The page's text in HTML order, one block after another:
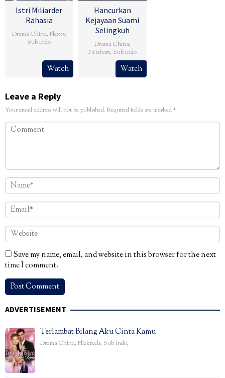
Istri Miliarder
Rahasia
Drama China, Flextv,
Sub Indo
Watch
Hancurkan
Kejayaan Suami
Selingkuh
Drama China,
Netshort, Sub Indo
Watch
Leave a Reply
Your email address will not be published. Required fields are marked*
Save my name, email, and website in this browser for the next
time I comment.
ADVERTISEMENT
Terlambat Bilang Aku Cinta Kamu
Drama China, Flickreels, Sub Indo,